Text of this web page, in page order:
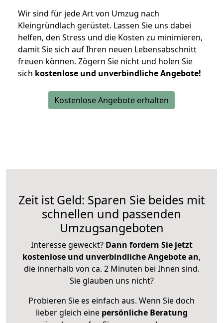
Wir sind für jede Art von Umzug nach
Kleingründlach gerüstet. Lassen Sie uns dabei
helfen, den Stress und die Kosten zu minimieren,
damit Sie sich auf Ihren neuen Lebensabschnitt
freuen können. Zögern Sie nicht und holen Sie
sich kostenlose und unverbindliche Angebote!
Kostenlose Angebote erhalten
Zeit ist Geld: Sparen Sie beides mit
schnellen und passenden
Umzugsangeboten
Interesse geweckt? Dann fordern Sie jetzt
kostenlose und unverbindliche Angebote an,
die innerhalb von ca. 2 Minuten bei Ihnen sind.
Sie glauben uns nicht?
Probieren Sie es einfach aus. Wenn Sie doch
lieber gleich eine persönliche Beratung